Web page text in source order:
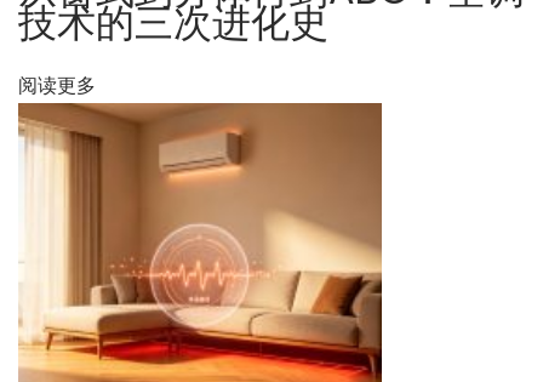
调
系
统
荣
获
2
6
E
技术的三次进化史
阅读更多